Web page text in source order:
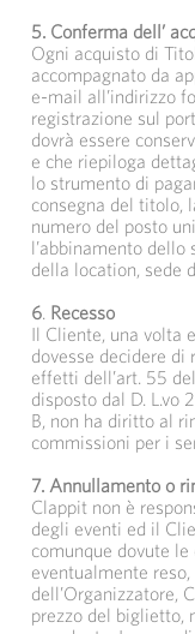
5. Conferma dell’
Ogni acquisto di
accompagnato da
e-mail all’indirizzo
registrazione sul
dovrà essere
e che riepiloga
lo strumento di
consegna del titolo,
numero del posto
l’abbinamento dello
della location, sede
6. Recesso
Il Cliente, una volta
dovesse decidere di
effetti dell’art. 55
disposto dal D. L.vo
B, non ha diritto al
commissioni per i
7. Annullamento o
Clappit non è
degli eventi ed il
comunque dovute
eventualmente
dell’Organizzatore,
prezzo del biglietto,